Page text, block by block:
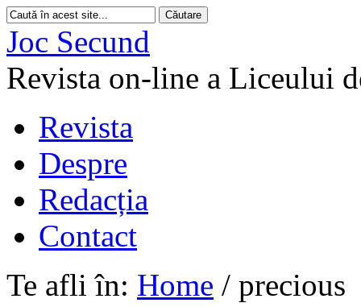
Joc Secund
Revista on-line a Liceului
Revista
Despre
Redacția
Contact
Te afli în: Home / precious